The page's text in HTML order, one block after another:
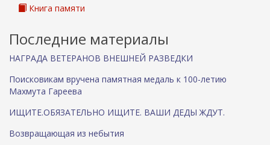
л
)
Книга памяти
Последние материалы
НАГРАДА ВЕТЕРАНОВ ВНЕШНЕЙ РАЗВЕДКИ
Поисковикам вручена памятная медаль к 100-летию
Махмута Гареева
ИЩИТЕ.ОБЯЗАТЕЛЬНО ИЩИТЕ. ВАШИ ДЕДЫ ЖДУТ.
Возвращающая из небытия